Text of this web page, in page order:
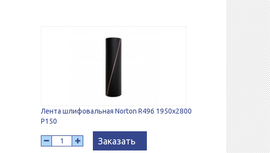
Лента шлифовальная Norton R496 1950x2800
P150
Заказать